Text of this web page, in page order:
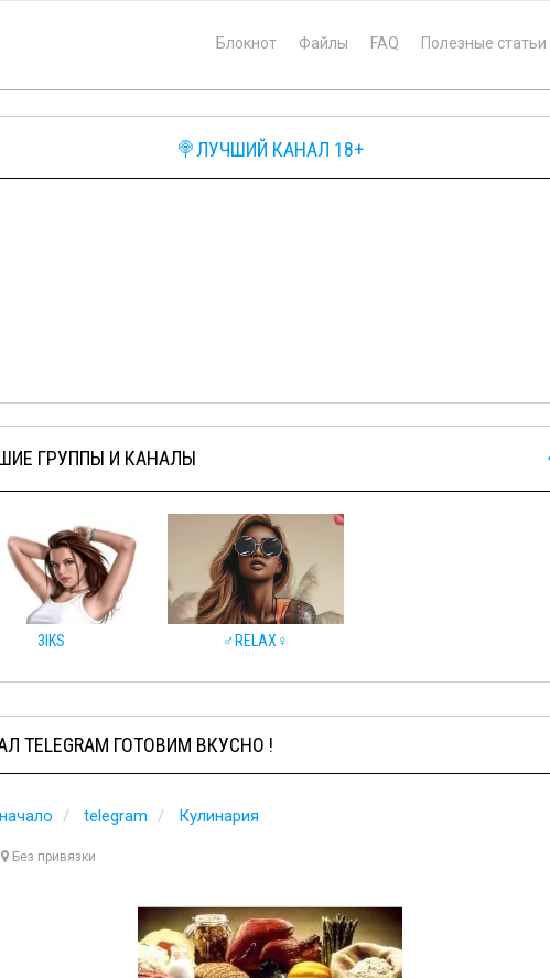
Блокнот Файлы FAQ Полезные статьи
🍭ЛУЧШИЙ КАНАЛ 18+
ГРУППЫ И КАНАЛЫ
3IKS ♂️RELAX♀️
TELEGRAM ГОТОВИМ ВКУСНО !
telegram Кулинария
Без привязки